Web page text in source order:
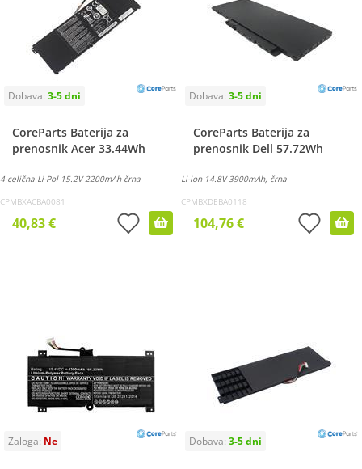
CoreParts Baterija za
prenosnik Acer 33.44Wh
4-celična Li-Pol 15.2V 2200mAh črna
CPMBXACBA0081
40,83 €
CoreParts Baterija za
prenosnik Dell 57.72Wh
Li-ion 14.8V 3900mAh, črna
CPMBXDEBA0118
104,76 €